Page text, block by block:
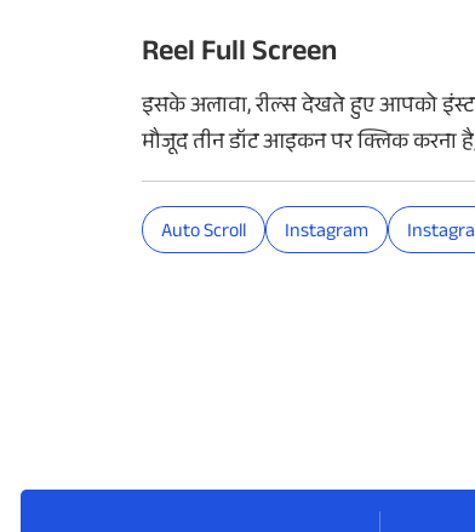
Reel Full Screen
इसके अलावा, रील्स देखते हुए आपको
मौजूद तीन डॉट आइकन पर क्लिक करना
Auto Scroll Instagram